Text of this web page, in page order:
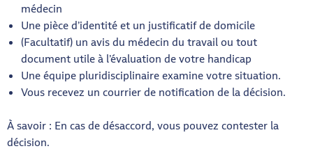
médecin
Une pièce d’identité et un justificatif de domicile
(Facultatif) un avis du médecin du travail ou tout
document utile à l’évaluation de votre handicap
Une équipe pluridisciplinaire examine votre situation.
Vous recevez un courrier de notification de la décision.
À savoir : En cas de désaccord, vous pouvez contester la
décision.